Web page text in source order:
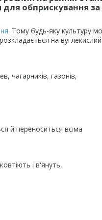
для обприскування за
. Тому будь-яку культуру
на вуглекислий
чагарників, газонів,
й переноситься всіма
і в'януть,